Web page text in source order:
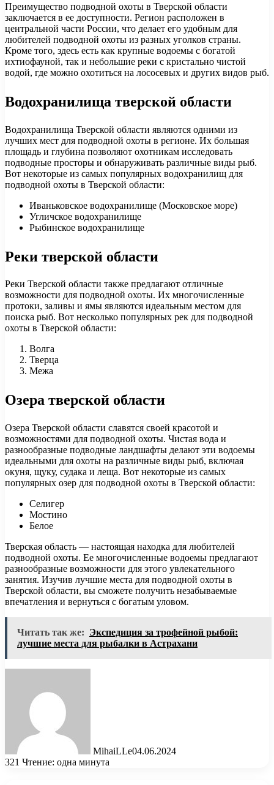
Преимущество подводной охоты в Тверской области
заключается в ее доступности. Регион расположен в
центральной части России, что делает его удобным для
любителей подводной охоты из разных уголков страны.
Кроме того, здесь есть как крупные водоемы с богатой
ихтиофауной, так и небольшие реки с кристально чистой
водой, где можно охотиться на лососевых и других видов рыб.
Водохранилища тверской области
Водохранилища Тверской области являются одними из
лучших мест для подводной охоты в регионе. Их большая
площадь и глубина позволяют охотникам исследовать
подводные просторы и обнаруживать различные виды рыб.
Вот некоторые из самых популярных водохранилищ для
подводной охоты в Тверской области:
Иваньковское водохранилище (Московское море)
Угличское водохранилище
Рыбинское водохранилище
Реки тверской области
Реки Тверской области также предлагают отличные
возможности для подводной охоты. Их многочисленные
протоки, заливы и ямы являются идеальным местом для
поиска рыб. Вот несколько популярных рек для подводной
охоты в Тверской области:
Волга
Тверца
Межа
Озера тверской области
Озера Тверской области славятся своей красотой и
возможностями для подводной охоты. Чистая вода и
разнообразные подводные ландшафты делают эти водоемы
идеальными для охоты на различные виды рыб, включая
окуня, щуку, судака и леща. Вот некоторые из самых
популярных озер для подводной охоты в Тверской области:
Селигер
Мостино
Белое
Тверская область — настоящая находка для любителей
подводной охоты. Ее многочисленные водоемы предлагают
разнообразные возможности для этого увлекательного
занятия. Изучив лучшие места для подводной охоты в
Тверской области, вы сможете получить незабываемые
впечатления и вернуться с богатым уловом.
Читать так же: Экспедиция за трофейной рыбой:
лучшие места для рыбалки в Астрахани
MihaiLLe04.06.2024
321 Чтение: одна минута